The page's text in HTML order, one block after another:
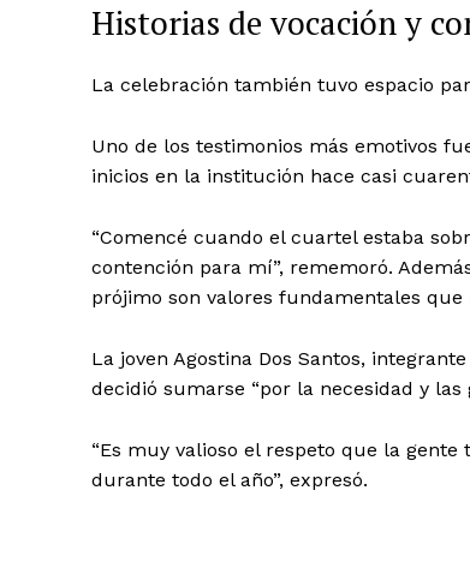
Historias de vocación y
La celebración también tuvo espacio
Uno de los testimonios más emotivos
inicios en la institución hace casi
“Comencé cuando el cuartel estaba
contención para mí”, rememoró.
prójimo son valores fundamentales
La joven Agostina Dos Santos,
decidió sumarse “por la necesidad y
“Es muy valioso el respeto que la
durante todo el año”, expresó.